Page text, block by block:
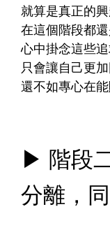
就算是真正的
在這個階段都
心中掛念這些
只會讓自己更
還不如專心在
▶ 階段
分離，